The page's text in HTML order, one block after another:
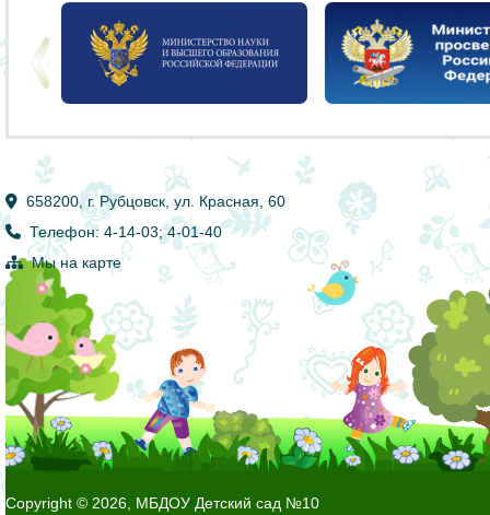
658200, г. Рубцовск, ул. Красная, 60
Телефон: 4-14-03; 4-01-40
Мы на карте
Copyright © 2026, МБДОУ Детский сад №10